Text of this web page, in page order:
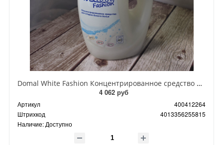
Domal White Fashion Концентрированное средство для стирки белого белья 1500 мл на 40 стирок
4 062 руб
Артикул
400412264
Штрихкод
4013356255815
Наличие: Доступно